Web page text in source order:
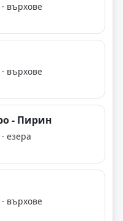
върхове
върхове
- Пирин
езера
върхове